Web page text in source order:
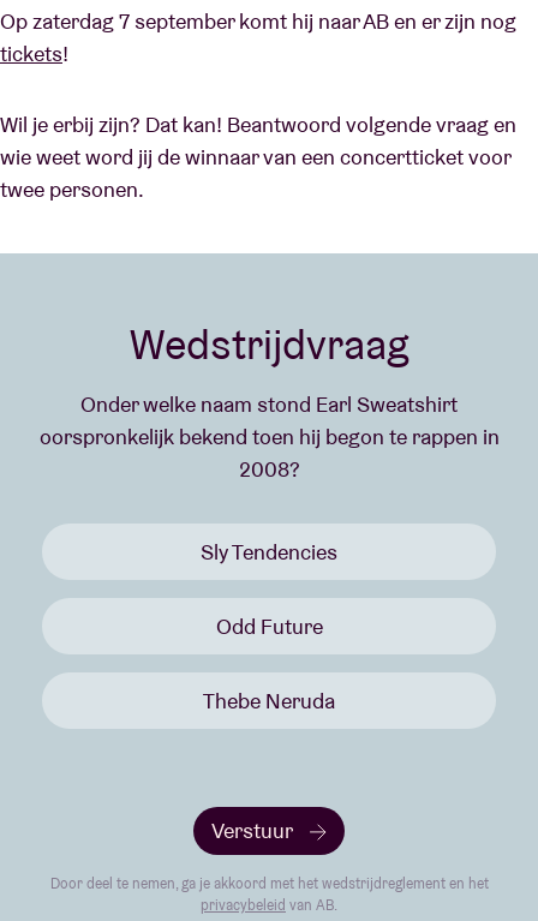
Op zaterdag 7 september komt hij naar AB en er zijn nog
tickets!
Wil je erbij zijn? Dat kan! Beantwoord volgende vraag en
wie weet word jij de winnaar van een concertticket voor
twee personen.
Wedstrijdvraag
Onder welke naam stond Earl Sweatshirt
oorspronkelijk bekend toen hij begon te rappen in
2008?
Sly Tendencies
Odd Future
Thebe Neruda
Verstuur
Door deel te nemen, ga je akkoord met het wedstrijdreglement en het
privacybeleid van AB.